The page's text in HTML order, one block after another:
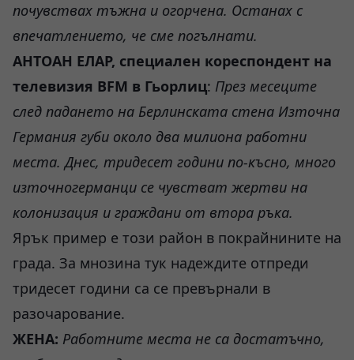
почувствах тъжна и огорчена. Останах с
впечатлението, че сме погълнати.
АНТОАН ЕЛАР, специален кореспондент на
телевизия BFM в Гьорлиц: През месеците
след падането на Берлинската стена Източна
Германия губи около два милиона работни
места. Днес, тридесет години по-късно, много
източногерманци се чувстват жертви на
колонизация и граждани от втора ръка.
Ярък пример е този район в покрайнините на
града. За мнозина тук надеждите отпреди
тридесет години са се превърнали в
разочарование.
ЖЕНА: Работните места не са достатъчно,